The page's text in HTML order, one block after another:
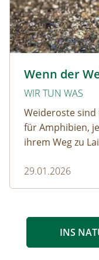
Wenn der
WIR TUN WAS
Weideroste
für Amphibien,
ihrem Weg zu
29.01.2026
INS